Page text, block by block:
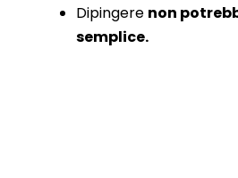
Dipingere non
semplice.